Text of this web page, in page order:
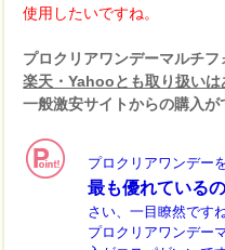
使用したいですね。
プロクリアワンデーマルチフ
楽天・Yahooとも取り扱いは
一般激安サイトからの購入が
プロクリアワンデー
最も優れている
さい、一目瞭然です
プロクリアワンデー